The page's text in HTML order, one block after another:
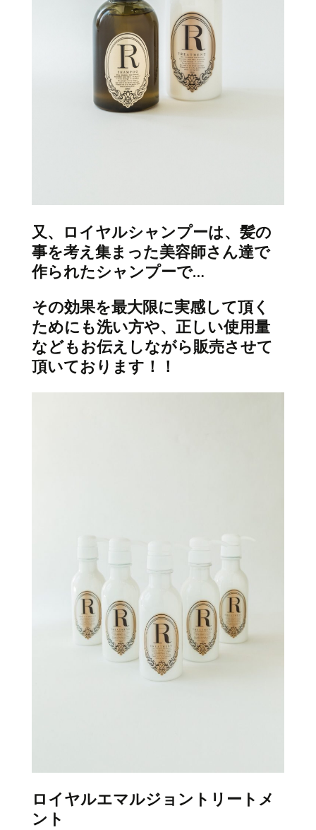
又、
ロイヤルシャンプーは、髪の
事を考え集まった美容師さん達で
作られたシャンプーで…
その効果を最大限に実感して頂く
ためにも洗い方や、正しい使用量
などもお伝えしながら販売させて
頂いております！！
ロイヤルエマルジョントリートメ
ント